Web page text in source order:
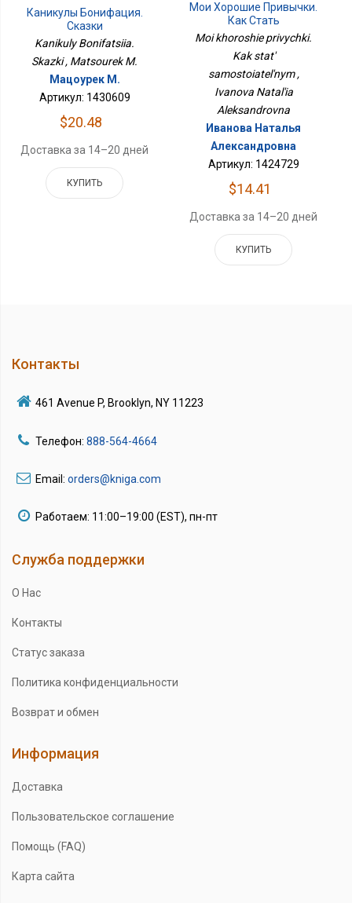
Каникулы Бонифация.
Сказки
Kanikuly Bonifatsiia.
Skazki , Matsourek M.
Мацоурек М.
Артикул: 1430609
$20.48
Доставка за 14–20 дней
КУПИТЬ
Мои Хорошие Привычки.
Как Стать
Самостоятельным
Moi khoroshie privychki.
Kak stat'
samostoiatel'nym ,
Ivanova Natal'ia
Aleksandrovna
Иванова Наталья
Александровна
Артикул: 1424729
$14.41
Доставка за 14–20 дней
КУПИТЬ
Контакты
461 Avenue P, Brooklyn, NY 11223
Телефон: 888-564-4664
Email: orders@kniga.com
Работаем: 11:00–19:00 (EST), пн-пт
Служба поддержки
О Нас
Контакты
Статус заказа
Политика конфиденциальности
Возврат и обмен
Информация
Доставка
Пользовательское соглашение
Помощь (FAQ)
Карта сайта